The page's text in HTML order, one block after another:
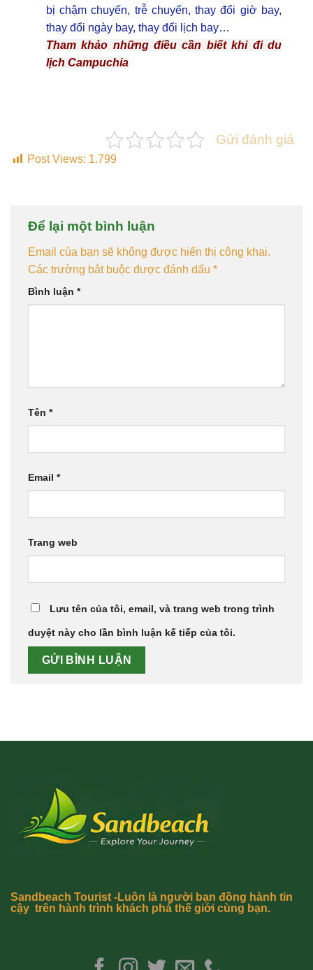
bị chậm chuyến, trễ chuyến, thay đổi giờ bay,
thay đổi ngày bay, thay đổi lịch bay…
Tham khảo những điều cần biết khi đi du
lịch Campuchia
Gửi đánh giá
Post Views: 1.799
Để lại một bình luận
Email của bạn sẽ không được hiển thị công khai.
Các trường bắt buộc được đánh dấu *
Bình luận *
Tên *
Email *
Trang web
Lưu tên của tôi, email, và trang web trong trình
duyệt này cho lần bình luận kế tiếp của tôi.
Sandbeach Tourist -Luôn là người bạn đồng hành tin
cậy trên hành trình khách phá thế giới cùng bạn.